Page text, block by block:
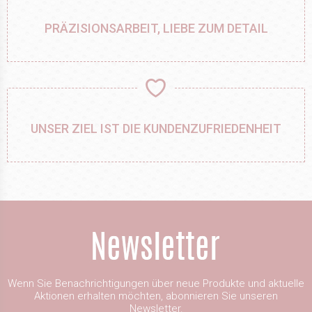
PRÄZISIONSARBEIT, LIEBE ZUM DETAIL
UNSER ZIEL IST DIE KUNDENZUFRIEDENHEIT
Wenn Sie Benachrichtigungen über neue Produkte und aktuelle
Aktionen erhalten möchten, abonnieren Sie unseren
Newsletter.